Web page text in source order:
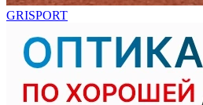
GRISPORT